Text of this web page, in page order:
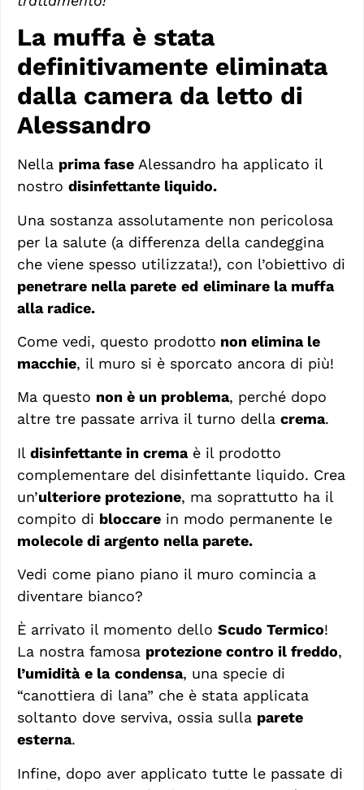
La muffa è stata
definitivamente eliminata
dalla camera da letto di
Alessandro
Nella prima fase Alessandro ha applicato il
nostro disinfettante liquido.
Una sostanza assolutamente non pericolosa
per la salute (a differenza della candeggina
che viene spesso utilizzata!), con l’obiettivo di
penetrare nella parete ed eliminare la muffa
alla radice.
Come vedi, questo prodotto non elimina le
macchie, il muro si è sporcato ancora di più!
Ma questo non è un problema, perché dopo
altre tre passate arriva il turno della crema.
Il disinfettante in cremaè il prodotto
complementare del disinfettante liquido. Crea
un’ulteriore protezione, ma soprattutto ha il
compito di bloccare in modo permanente le
molecole di argento nella parete.
Vedi come piano piano il muro comincia a
diventare bianco?
È arrivato il momento dello Scudo Termico!
La nostra famosa protezione contro il freddo,
l’umidità e la condensa, una specie di
“canottiera di lana” che è stata applicata
soltanto dove serviva, ossia sulla parete
esterna.
Infine, dopo aver applicato tutte le passate di